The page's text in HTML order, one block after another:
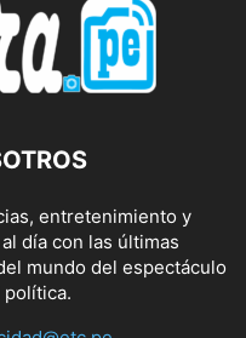
entretenimiento y
día con las últimas
mundo del espectáculo
política.